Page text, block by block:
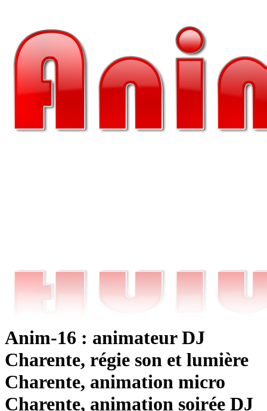
Anim-16 : animateur DJ
Charente, régie son et lumière
Charente, animation micro
Charente, animation soirée DJ